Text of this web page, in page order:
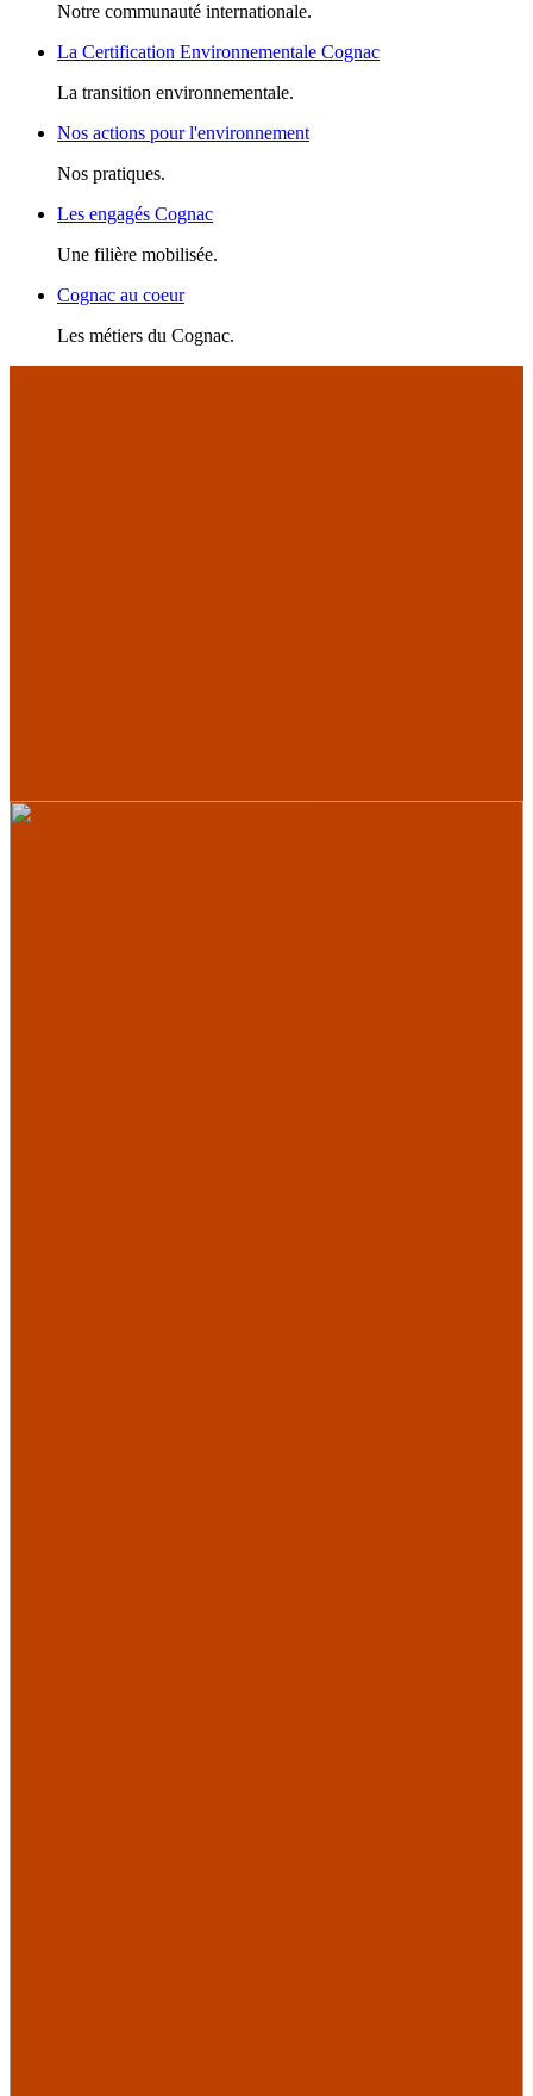
Notre communauté internationale.
La Certification Environnementale Cognac
La transition environnementale.
Nos actions pour l'environnement
Nos pratiques.
Les engagés Cognac
Une filière mobilisée.
Cognac au coeur
Les métiers du Cognac.